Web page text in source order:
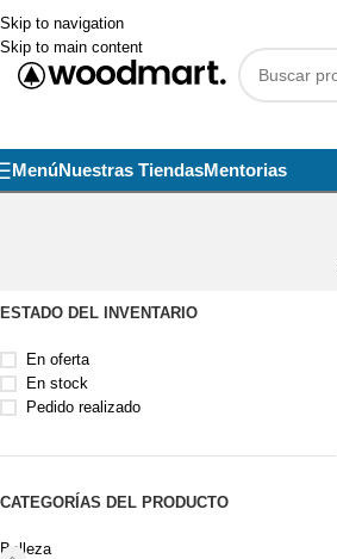
Skip to navigation
Skip to main content
MenúNuestras TiendasMentorias
ESTADO DEL INVENTARIO
En oferta
En stock
Pedido realizado
CATEGORÍAS DEL PRODUCTO
Belleza